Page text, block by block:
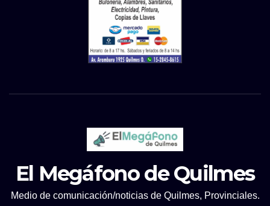
El Megáfono de Quilmes
Medio de comunicación/noticias de Quilmes, Provinciales.